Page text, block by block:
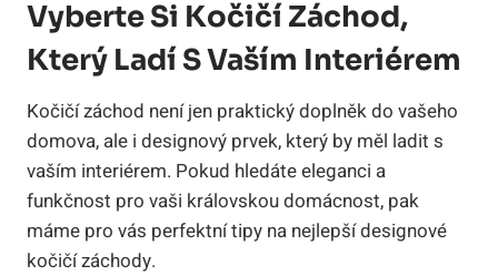
Vyberte Si Kočičí Záchod,
Který Ladí S Vaším Interiérem
Kočičí záchod není jen praktický doplněk do vašeho
domova, ale i designový prvek, který by měl ladit s
vaším interiérem. Pokud hledáte eleganci a
funkčnost pro vaši královskou domácnost, pak
máme pro vás perfektní tipy na nejlepší designové
kočičí záchody.